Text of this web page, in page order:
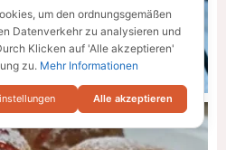
um den ordnungsgemäßen
Datenverkehr zu analysieren und
Klicken auf 'Alle akzeptieren'
zu. Mehr Informationen
Alle akzeptieren